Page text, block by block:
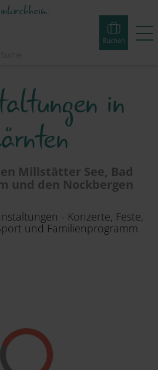
Buchen
Webcams in
Millstätter See, Bad
und den Nockbergen
- Konzerte, Feste,
und Familienprogramm